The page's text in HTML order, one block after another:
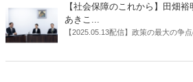
【社会保障のこれから】田畑
あきこ...
【2025.05.13配信】政策の最大の争
よいのが社会保障のこれからのあり